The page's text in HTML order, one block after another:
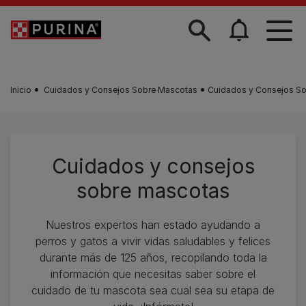
Skip to main content
Inicio Cuidados y Consejos Sobre Mascotas Cuidados y Consejos
Cuidados y consejos
sobre mascotas
Nuestros expertos han estado ayudando a
perros y gatos a vivir vidas saludables y felices
durante más de 125 años, recopilando toda la
información que necesitas saber sobre el
cuidado de tu mascota sea cual sea su etapa de